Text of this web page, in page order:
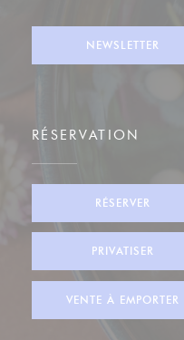
NEWSLETTER
RÉSERVATION
RÉSERVER
PRIVATISER
VENTE À EMPORTER